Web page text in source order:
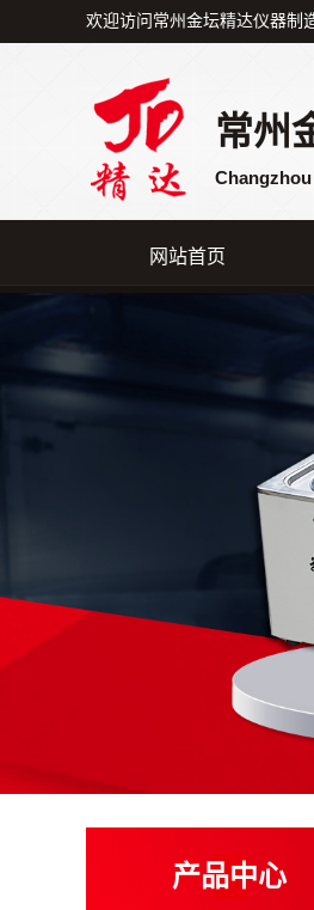
欢迎访问常州金坛精达仪器制
常州
网站首页
产品中心